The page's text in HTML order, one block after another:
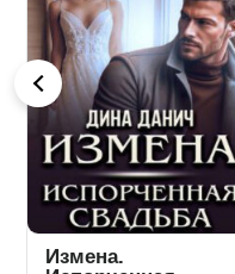
Ты мне (не) нужен